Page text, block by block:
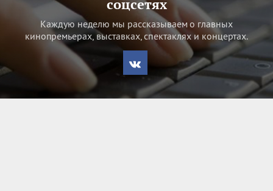
соцсетях
Каждую неделю мы рассказываем о главных
кинопремьерах, выставках, спектаклях и концертах.